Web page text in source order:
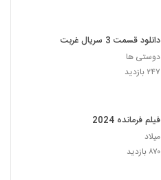
دانلود قسمت 3 سریال غربت
دوستی ها
۲۴۷ بازدید
فیلم فرمانده 2024
میلاد
۸۷۰ بازدید